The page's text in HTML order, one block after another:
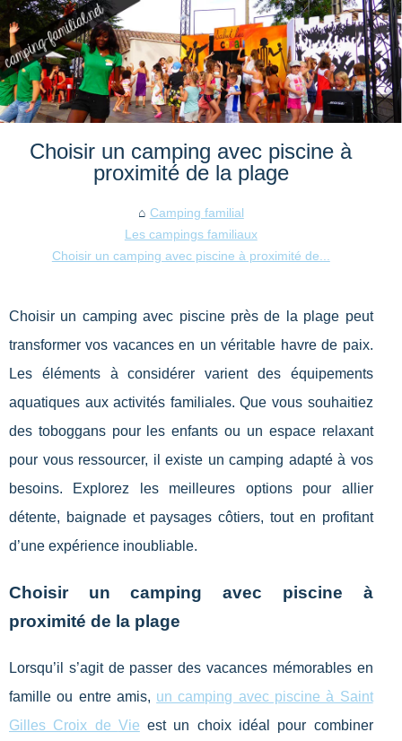
Choisir un camping avec piscine à
proximité de la plage
Camping familial
Les campings familiaux
Choisir un camping avec piscine à proximité de...
Choisir un camping avec piscine près de la plage peut
transformer vos vacances en un véritable havre de paix.
Les éléments à considérer varient des équipements
aquatiques aux activités familiales. Que vous souhaitiez
des toboggans pour les enfants ou un espace relaxant
pour vous ressourcer, il existe un camping adapté à vos
besoins. Explorez les meilleures options pour allier
détente, baignade et paysages côtiers, tout en profitant
d’une expérience inoubliable.
Choisir un camping avec piscine à
proximité de la plage
Lorsqu’il s’agit de passer des vacances mémorables en
famille ou entre amis, un camping avec piscine à Saint
Gilles Croix de Vie est un choix idéal pour combiner